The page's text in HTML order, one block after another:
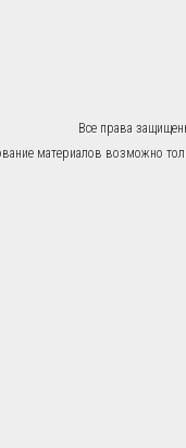
Все права
материалов возможно